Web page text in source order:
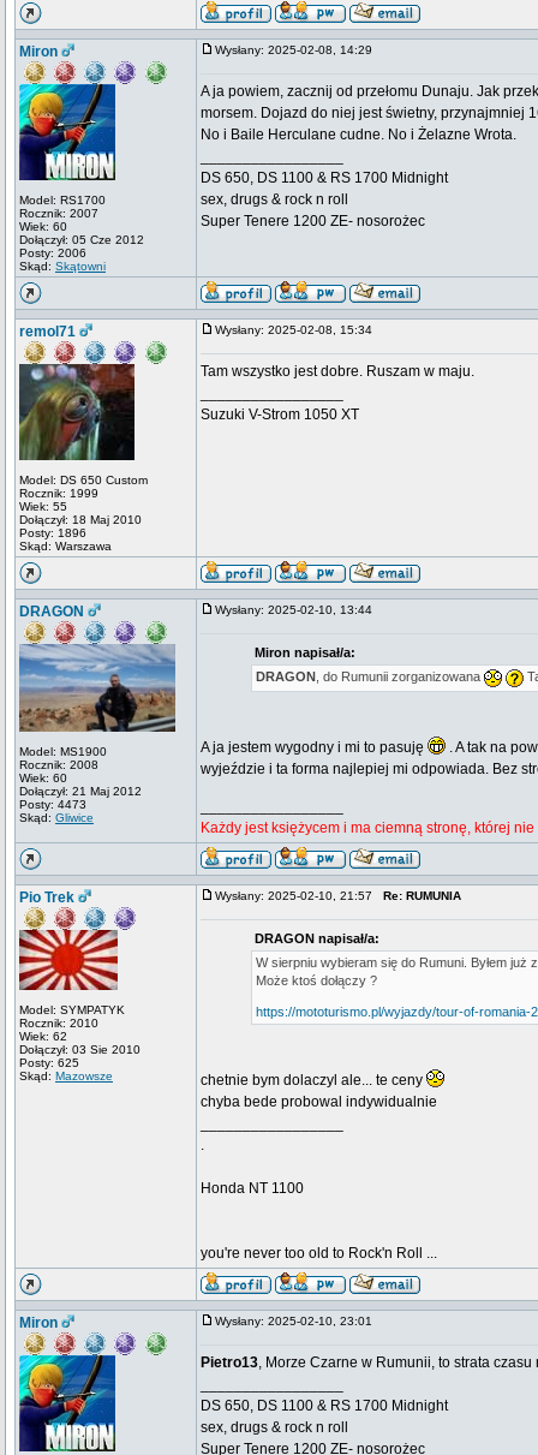
Miron
Model: RS1700
Rocznik: 2007
Wiek: 60
Dołączył: 05 Cze 2012
Posty: 2006
Skąd: Skątowni
Wysłany: 2025-02-08, 14:29
A ja powiem, zacznij od przełomu Dunaju. Jak
morsem. Dojazd do niej jest świetny, przynajmniej
No i Baile Herculane cudne. No i Żelazne Wrota.
DS 650, DS 1100 & RS 1700 Midnight
sex, drugs & rock n roll
Super Tenere 1200 ZE- nosorożec
remol71
Model: DS 650 Custom
Rocznik: 1999
Wiek: 55
Dołączył: 18 Maj 2010
Posty: 1896
Skąd: Warszawa
Wysłany: 2025-02-08, 15:34
Tam wszystko jest dobre. Ruszam w maju.
Suzuki V-Strom 1050 XT
DRAGON
Model: MS1900
Rocznik: 2008
Wiek: 60
Dołączył: 21 Maj 2012
Posty: 4473
Skąd: Gliwice
Wysłany: 2025-02-10, 13:44
Miron napisał/a:
DRAGON, do Rumunii zorganizowana
A ja jestem wygodny i mi to pasuję
. A tak na
wyjeździe i ta forma najlepiej mi odpowiada. Bez
Każdy jest księżycem i ma ciemną stronę, której
Pio Trek
Model: SYMPATYK
Rocznik: 2010
Wiek: 62
Dołączył: 03 Sie 2010
Posty: 625
Skąd: Mazowsze
Wysłany: 2025-02-10, 21:57 Re: RUMUNIA
DRAGON napisał/a:
W sierpniu wybieram się do Rumuni. Byłem
Może ktoś dołączy ?
https://mototurismo.pl/wyjazdy/tour-of-romania-
chetnie bym dolaczyl ale... te ceny
chyba bede probowal indywidualnie
.
Honda NT 1100
you're never too old to Rock'n Roll ...
Miron Wysłany: 2025-02-10, 23:01
Pietro13, Morze Czarne w Rumunii, to strata
DS 650, DS 1100 & RS 1700 Midnight
sex, drugs & rock n roll
Super Tenere 1200 ZE- nosorożec